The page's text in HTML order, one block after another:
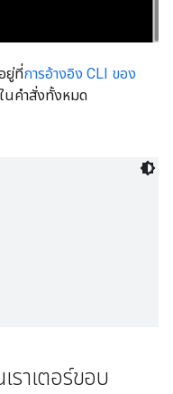
ยู่ที่การอ้างอิง CLI ของ
ในคำสั่งทั้งหมด
ราเตอร์ขอบ